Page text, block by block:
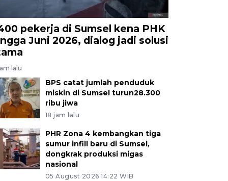
pekerja di Sumsel kena PHK
Juni 2026, dialog jadi solusi
lalu
BPS catat jumlah penduduk
miskin di Sumsel turun28.300
ribu jiwa
18 jam lalu
PHR Zona 4 kembangkan tiga
sumur infill baru di Sumsel,
dongkrak produksi migas
nasional
05 August 2026 14:22 WIB